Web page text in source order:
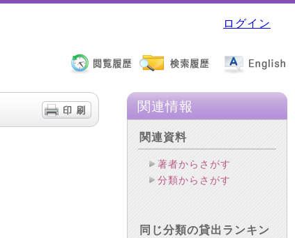
ログイン
関連情報
関連資料
著者からさがす
分類からさがす
同じ分類の貸出ランキン